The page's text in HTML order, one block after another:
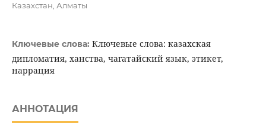
Казахстан, Алматы
Ключевые слова: Ключевые слова: казахская
дипломатия, ханства, чагатайский язык, этикет,
наррация
АННОТАЦИЯ